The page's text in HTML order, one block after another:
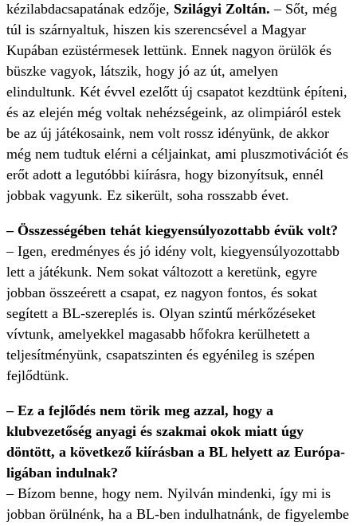
kézilabdacsapatának edzője, Szilágyi Zoltán. – Sőt, még
túl is szárnyaltuk, hiszen kis szerencsével a Magyar
Kupában ezüstérmesek lettünk. Ennek nagyon örülök és
büszke vagyok, látszik, hogy jó az út, amelyen
elindultunk. Két évvel ezelőtt új csapatot kezdtünk építeni,
és az elején még voltak nehézségeink, az olimpiáról estek
be az új játékosaink, nem volt rossz idényünk, de akkor
még nem tudtuk elérni a céljainkat, ami pluszmotivációt és
erőt adott a legutóbbi kiírásra, hogy bizonyítsuk, ennél
jobbak vagyunk. Ez sikerült, soha rosszabb évet.
– Összességében tehát kiegyensúlyozottabb évük volt?
– Igen, eredményes és jó idény volt, kiegyensúlyozottabb
lett a játékunk. Nem sokat változott a keretünk, egyre
jobban összeérett a csapat, ez nagyon fontos, és sokat
segített a BL-szereplés is. Olyan szintű mérkőzéseket
vívtunk, amelyekkel magasabb hőfokra kerülhetett a
teljesítményünk, csapatszinten és egyénileg is szépen
fejlődtünk.
– Ez a fejlődés nem törik meg azzal, hogy a
klubvezetőség anyagi és szakmai okok miatt úgy
döntött, a következő kiírásban a BL helyett az Európa-
ligában indulnak?
– Bízom benne, hogy nem. Nyilván mindenki, így mi is
jobban örülnénk, ha a BL-ben indulhatnánk, de figyelembe